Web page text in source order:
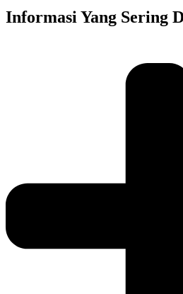
Informasi Yang Sering